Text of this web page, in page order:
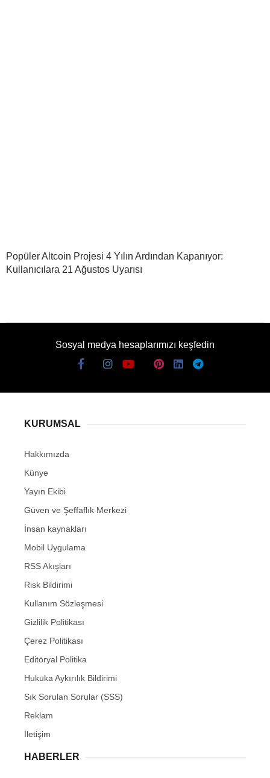
Popüler Altcoin Projesi 4 Yılın Ardından Kapanıyor:
Kullanıcılara 21 Ağustos Uyarısı
Sosyal medya hesaplarımızı keşfedin
KURUMSAL
Hakkımızda
Künye
Yayın Ekibi
Güven ve Şeffaflık Merkezi
İnsan kaynakları
Mobil Uygulama
RSS Akışları
Risk Bildirimi
Kullanım Sözleşmesi
Gizlilik Politikası
Çerez Politikası
Editöryal Politika
Hukuka Aykırılık Bildirimi
Sık Sorulan Sorular (SSS)
Reklam
İletişim
HABERLER